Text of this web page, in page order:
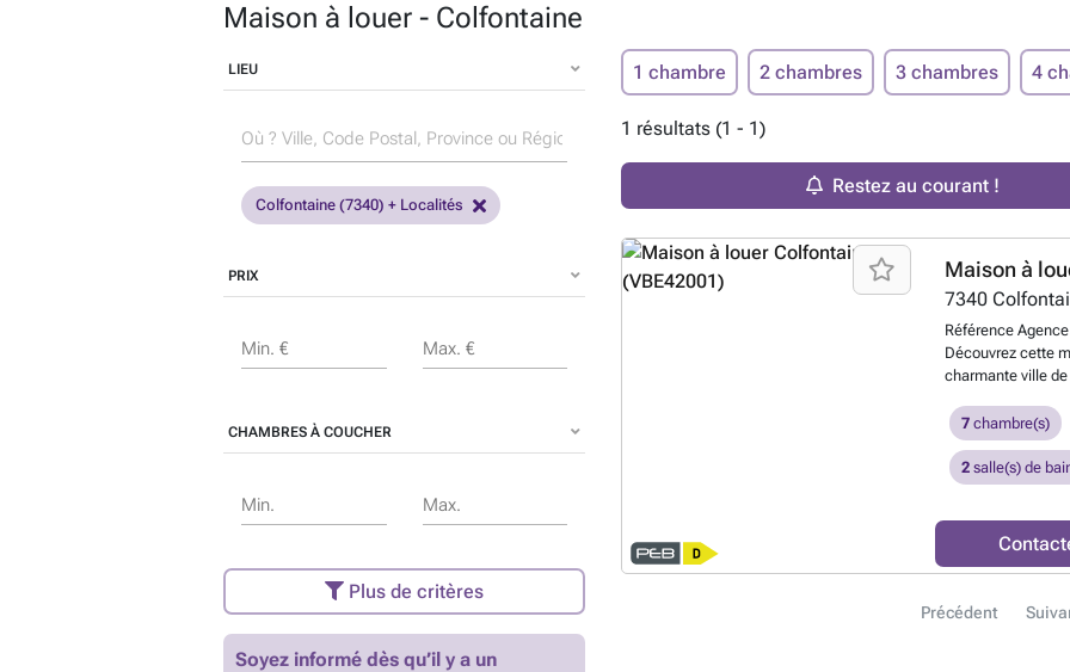
Maison à louer - Colfontaine
LIEU
Colfontaine (7340) + Localités
PRIX
Min. € Max. €
CHAMBRES À COUCHER
Min. Max.
Plus de critères
Soyez informé dès qu’il y a un
1 chambre 2 chambres 3 chambres 4
1 résultats (1 - 1)
Restez au courant !
Maison à
7340
Référence
Découvrez cette
charmante ville
d’entrée, un
WC, une salle
vous découvrirez
une baignoire et
cave pratique
pouvant accueillir
terrasse et un
cadre paisible.
grand jardin,
7 chambre(s)
2 salle(s) de
Précédent